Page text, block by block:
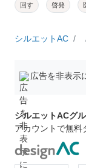
回す 啓発
シルエットAC
広告を非表示
シルエットACグ
アカウントで無料